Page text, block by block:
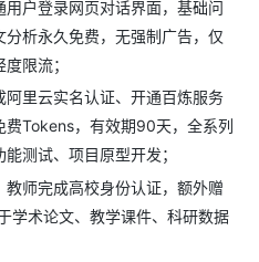
户登录网页对话界面，基础问
析永久免费，无强制广告，仅
限流；
里云实名认证、开通百炼服务
费Tokens，有效期90天，全系列
测试、项目原型开发；
师完成高校身份认证，额外赠
学术论文、教学课件、科研数据